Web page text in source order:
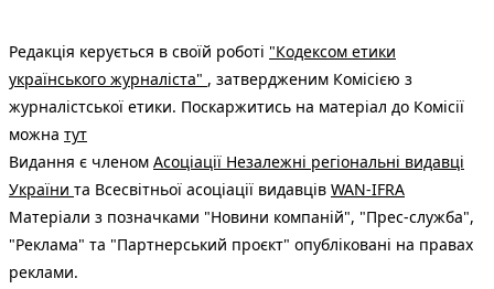
Редакція керується в своїй роботі "Кодексом етики
українського журналіста" , затвердженим Комісією з
журналістської етики. Поскаржитись на матеріал до Комісії
можна тут
Видання є членом Асоціації Незалежні регіональні видавці
України та Всесвітньої асоціації видавців WAN-IFRA
Матеріали з позначками "Новини компаній", "Прес-служба",
"Реклама" та "Партнерський проєкт" опубліковані на правах
реклами.